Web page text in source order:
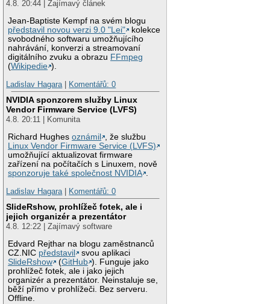
4.8. 20:44 | Zajímavý článek
Jean-Baptiste Kempf na svém blogu
představil novou verzi 9.0 "Lei"
kolekce
svobodného softwaru umožňujícího
nahrávání, konverzi a streamovaní
digitálního zvuku a obrazu FFmpeg
(Wikipedie ).
Ladislav Hagara
Komentářů: 0
NVIDIA sponzorem služby Linux
Vendor Firmware Service (LVFS)
4.8. 20:11 | Komunita
Richard Hughesoznámil
, že službu
Linux Vendor Firmware Service (LVFS)
umožňující aktualizovat firmware
zařízení na počítačích s Linuxem, nově
sponzoruje také společnost NVIDIA .
Ladislav Hagara | Komentářů: 0
SlideRshow, prohlížeč fotek, ale i
jejich organizér a prezentátor
4.8. 12:22 | Zajímavý software
Edvard Rejthar na blogu zaměstnanců
CZ.NIC představil
svou aplikaci
SlideRshow
(GitHub ). Funguje jako
prohlížeč fotek, ale i jako jejich
organizér a prezentátor. Neinstaluje se,
běží přímo v prohlížeči. Bez serveru.
Offline.